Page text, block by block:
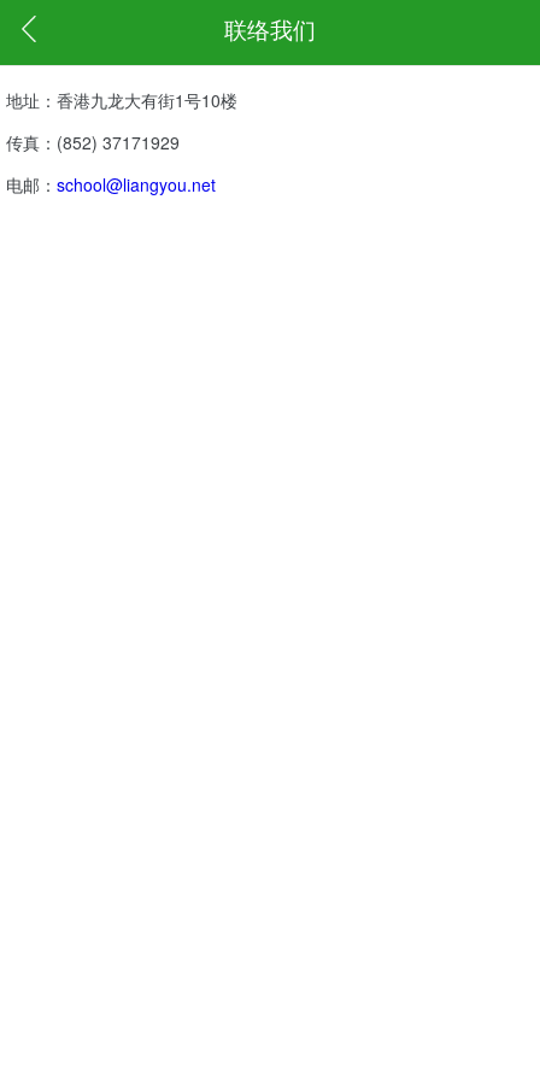
联络我们
地址：香港九龙大有街1号10楼
传真：(852) 37171929
电邮： school@liangyou.net